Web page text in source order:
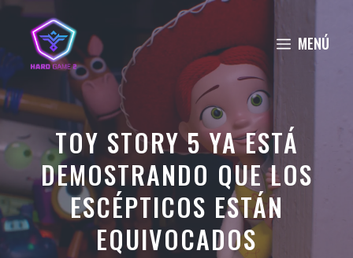
Saltar
contenido
MENÚ
TOY STORY 5 YA ESTÁ
DEMOSTRANDO QUE LOS
ESCÉPTICOS ESTÁN
EQUIVOCADOS